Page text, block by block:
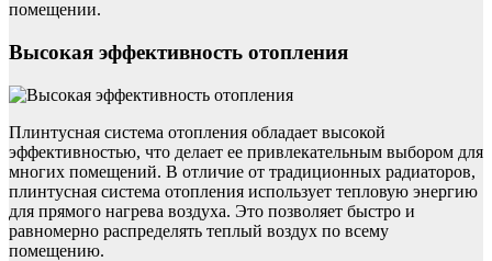
помещении.
Высокая эффективность отопления
Плинтусная система отопления обладает высокой
эффективностью, что делает ее привлекательным выбором для
многих помещений. В отличие от традиционных радиаторов,
плинтусная система отопления использует тепловую энергию
для прямого нагрева воздуха. Это позволяет быстро и
равномерно распределять теплый воздух по всему
помещению.